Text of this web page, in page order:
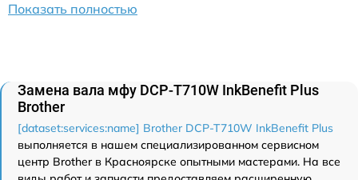
Показать полностью
Замена вала мфу DCP-T710W InkBenefit Plus
Brother
[dataset:services:name] Brother DCP-T710W InkBenefit Plus
выполняется в нашем специализированном сервисном
центр Brother в Красноярске опытными мастерами. На все